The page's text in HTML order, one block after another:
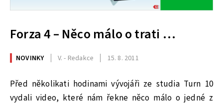
Forza 4 – Něco málo o trati …
NOVINKY V. - Redakce 15. 8. 2011
Před několikati hodinami vývojáři ze studia Turn 10
vydali video, které nám řekne něco málo o jedné z